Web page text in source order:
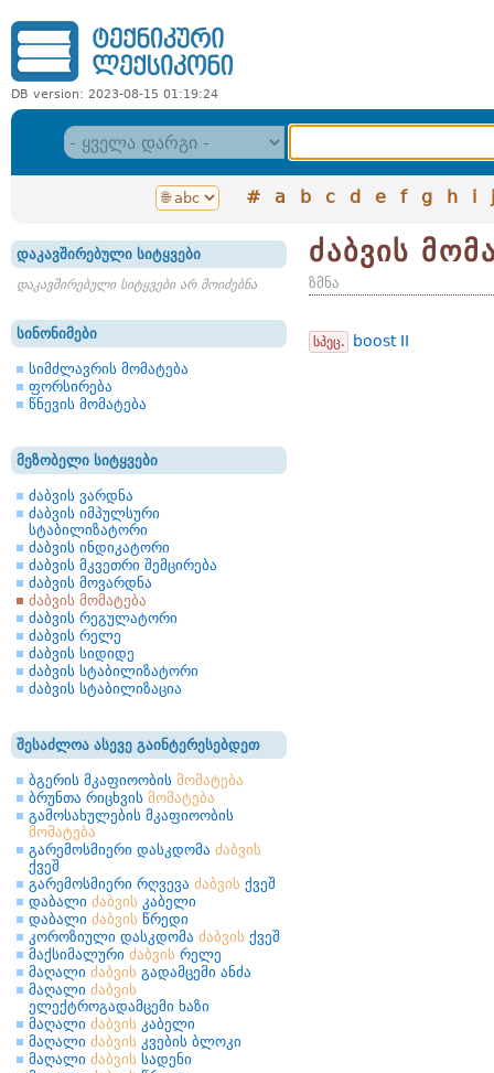
DB version: 2023-08-15 01:19:24
# a b c d e f g h i j
დაკავშირებული სიტყვები
დაკავშირებული სიტყვები არ მოიძებნა
სინონიმები
სიმძლავრის მომატება
ფორსირება
წნევის მომატება
მეზობელი სიტყვები
ძაბვის ვარდნა
ძაბვის იმპულსური
სტაბილიზატორი
ძაბვის ინდიკატორი
ძაბვის მკვეთრი შემცირება
ძაბვის მოვარდნა
ძაბვის მომატება
ძაბვის რეგულატორი
ძაბვის რელე
ძაბვის სიდიდე
ძაბვის სტაბილიზატორი
ძაბვის სტაბილიზაცია
შესაძლოა ასევე გაინტერესებდეთ
ბგერის მკაფიოობის მომატება
ბრუნთა რიცხვის მომატება
გამოსახულების მკაფიოობის
მომატება
გარემოსმიერი დასკდომა ძაბვის
ქვეშ
გარემოსმიერი რღვევა ძაბვის ქვეშ
დაბალი ძაბვის კაბელი
დაბალი ძაბვის წრედი
კოროზიული დასკდომა ძაბვის ქვეშ
მაქსიმალური ძაბვის რელე
მაღალი ძაბვის გადამცემი ანძა
მაღალი ძაბვის
ელექტროგადამცემი ხაზი
მაღალი ძაბვის კაბელი
მაღალი ძაბვის კვების ბლოკი
მაღალი ძაბვის სადენი
ძაბვის
ზმნა
სპეც. boost II